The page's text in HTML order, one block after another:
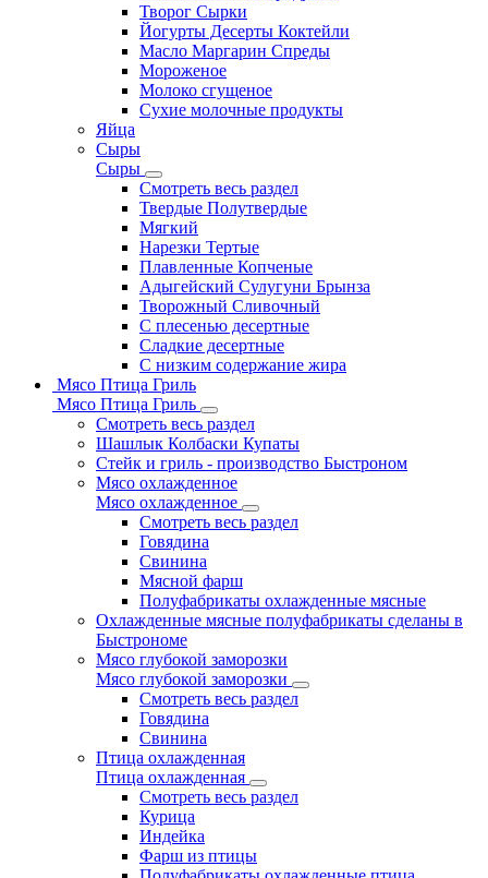
Творог Сырки
Йогурты Десерты Коктейли
Масло Маргарин Спреды
Мороженое
Молоко сгущеное
Сухие молочные продукты
Яйца
Сыры
Сыры
Смотреть весь раздел
Твердые Полутвердые
Мягкий
Нарезки Тертые
Плавленные Копченые
Адыгейский Сулугуни Брынза
Творожный Сливочный
С плесенью десертные
Сладкие десертные
С низким содержание жира
Мясо Птица Гриль
Мясо Птица Гриль
Смотреть весь раздел
Шашлык Колбаски Купаты
Стейк и гриль - производство Быстроном
Мясо охлажденное
Мясо охлажденное
Смотреть весь раздел
Говядина
Свинина
Мясной фарш
Полуфабрикаты охлажденные мясные
Охлажденные мясные полуфабрикаты сделаны в
Быстрономе
Мясо глубокой заморозки
Мясо глубокой заморозки
Смотреть весь раздел
Говядина
Свинина
Птица охлажденная
Птица охлажденная
Смотреть весь раздел
Курица
Индейка
Фарш из птицы